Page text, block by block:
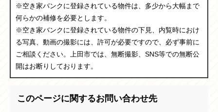
※空き家バンクに登録されている物件は、多少から大幅まで
何らかの補修を必要とします。
※空き家バンクに登録されている物件の下見、内覧時におけ
る写真、動画の撮影には、許可が必要ですので、必ず事前に
ご相談ください。上田市では、無断撮影、SNS等での無断公
開はお断りしております。
このページに関するお問い合わせ先